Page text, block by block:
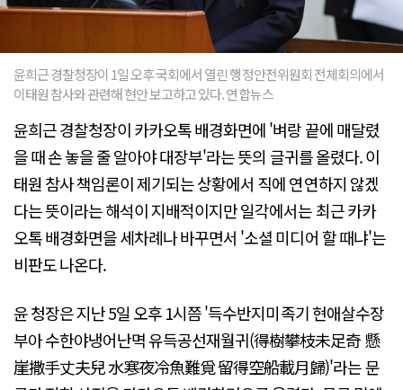
윤희근 경찰청장이 1일 오후 국회에서 열린 행정안전위원회 전체회의에서
이태원 참사와 관련해 현안 보고하고 있다. 연합뉴스
윤희근 경찰청장이 카카오톡 배경화면에 '벼랑 끝에 매달렸
을 때 손 놓을 줄 알아야 대장부'라는 뜻의 글귀를 올렸다. 이
태원 참사 책임론이 제기되는 상황에서 직에 연연하지 않겠
다는 뜻이라는 해석이 지배적이지만 일각에서는 최근 카카
오톡 배경화면을 세차례나 바꾸면서 '소셜 미디어 할 때냐'는
비판도 나온다.
윤 청장은 지난 5일 오후 1시쯤 '득수반지미족기 현애살수장
부아 수한야냉어난멱 유득공선재월귀(得樹攀枝未足奇 懸
崖撒手丈夫兒 水寒夜冷魚難覓 留得空船載月歸)'라는 문